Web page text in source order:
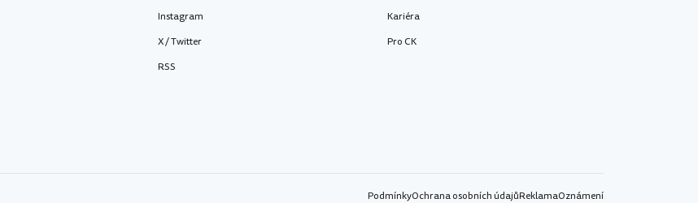
Instagram
X / Twitter
RSS
Kariéra
Pro CK
PodmínkyOchrana osobních údajůReklamaOznámení